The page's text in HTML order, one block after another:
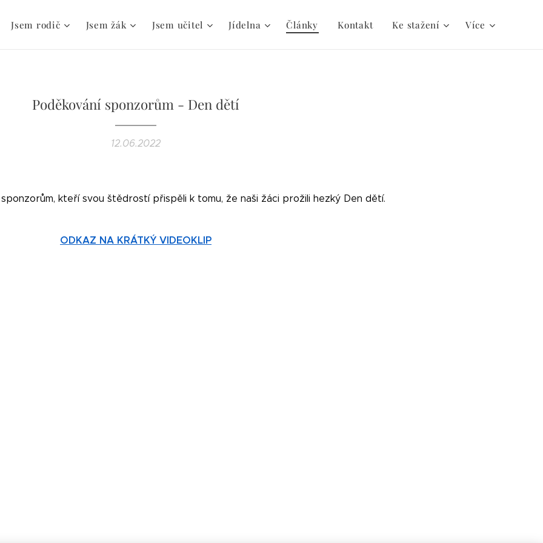
Jsem rodič Jsem žák Jsem učitel Jídelna Články Kontakt Ke stažení Více
Poděkování sponzorům - Den dětí
12.06.2022
kteří svou štědrostí přispěli k tomu, že naši žáci prožili hezký Den dětí.
ODKAZ NA KRÁTKÝ VIDEOKLIP